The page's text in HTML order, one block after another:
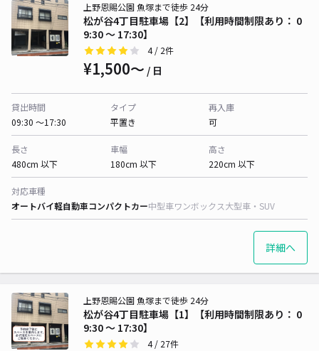
松が谷4丁目駐車場【2】【利用時間制限あり： 0
9:30 〜 17:30】
上野恩賜公園 魚塚まで徒歩 24分
4/ 2件
¥1,500〜 / 日
貸出時間
09:30 〜17:30
タイプ
平置き
再入庫
可
長さ
480cm 以下
車幅
180cm 以下
高さ
220cm 以下
対応車種
オートバイ軽自動車コンパクトカー中型車ワンボックス大型車・SUV
詳細へ
松が谷4丁目駐車場【1】【利用時間制限あり： 0
9:30 〜 17:30】
上野恩賜公園 魚塚まで徒歩 24分
4/ 27件